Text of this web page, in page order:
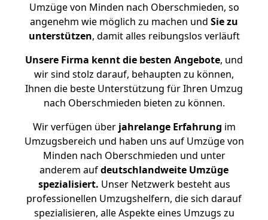
Umzüge von Minden nach Oberschmieden, so
angenehm wie möglich zu machen und Sie zu
unterstützen, damit alles reibungslos verläuft
Unsere Firma kennt die besten Angebote, und
wir sind stolz darauf, behaupten zu können,
Ihnen die beste Unterstützung für Ihren Umzug
nach Oberschmieden bieten zu können.
Wir verfügen überjahrelange Erfahrung im
Umzugsbereich und haben uns auf Umzüge von
Minden nach Oberschmieden und unter
anderem aufdeutschlandweite Umzüge
spezialisiert. Unser Netzwerk besteht aus
professionellen Umzugshelfern, die sich darauf
spezialisieren, alle Aspekte eines Umzugs zu